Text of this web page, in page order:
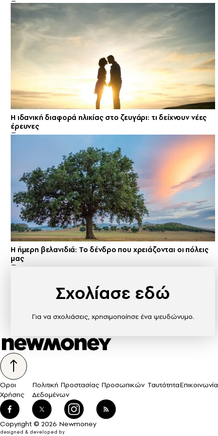
Η ιδανική διαφορά ηλικίας στο ζευγάρι: τι δείχνουν νέες
έρευνες
Η ήμερη βελανιδιά: Το δένδρο που χρειάζονται οι πόλεις
μας
Σχολίασε εδώ
Για να σχολιάσεις, χρησιμοποίησε ένα ψευδώνυμο.
Όροι
Χρήσης
Πολιτική Προστασίας Προσωπικών
Δεδομένων
ΤαυτότηταΕπικοινωνία
Copyright © 2026 Newmoney
designed & developed by